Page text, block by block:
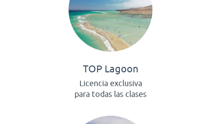
TOP Lagoon
Licencia exclusiva
para todas las clases